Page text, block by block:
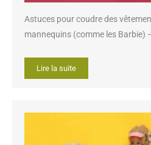
Astuces pour coudre des
mannequins (comme les Barbie)
Lire la suite